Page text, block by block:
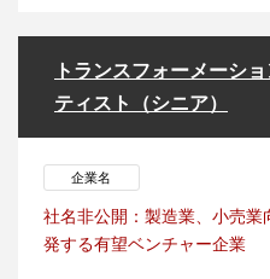
トランスフォーメーシ
ティスト（シニア）
企業名
社名非公開：製造業、小売
発する有望ベンチャー企業